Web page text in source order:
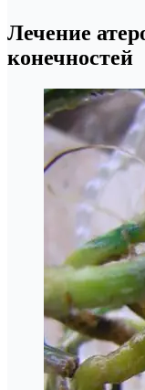
Лечение
конечностей